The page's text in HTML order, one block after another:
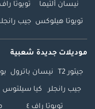
نيسان ألتيما تويوتا راف
تويوتا هيلوكس جيب
موديلات جديدة شعبية
جيتور T2 نيسان باترول
جيب رانجلر كيا سيلتوس
تويوتا راف ٤